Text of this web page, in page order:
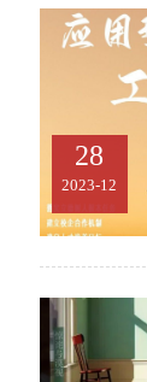
28
2023-12